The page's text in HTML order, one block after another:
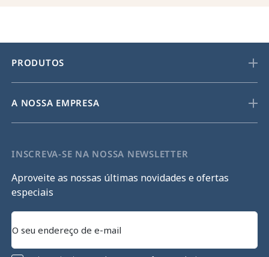
PRODUTOS
A NOSSA EMPRESA
INSCREVA-SE NA NOSSA NEWSLETTER
Aproveite as nossas últimas novidades e ofertas
especiais